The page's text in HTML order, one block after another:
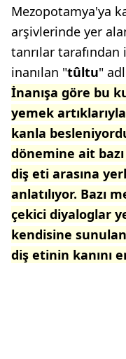
Mezopotamya'ya
arşivlerinde yer
tanrılar
inanılan "tûltu"
İnanışa göre bu
yemek
kanla
dönemine ait
diş eti arasına
anlatılıyor. Bazı
çekici diyaloglar
kendisine
diş etinin kanını